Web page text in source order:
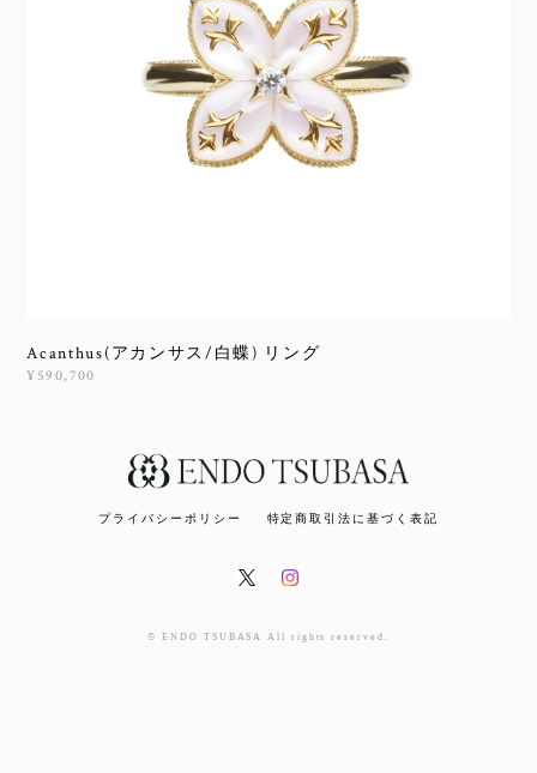
Acanthus(アカンサス/白蝶) リング
¥590,700
プライバシーポリシー 特定商取引法に基づく表記
© ENDO TSUBASA All rights reserved.